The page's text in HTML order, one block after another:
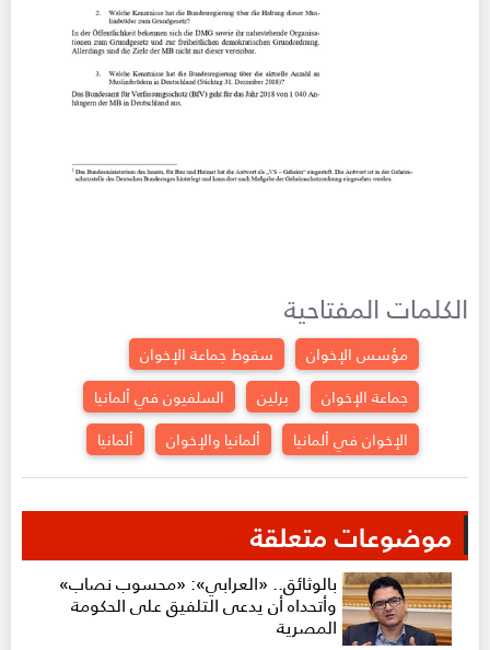
الكلمات المفتاحية
مؤسس الإخوان
سقوط جماعة الإخوان
جماعة الإخوان
برلين
السلفيون في ألمانيا
الإخوان في ألمانيا
ألمانيا والإخوان ألمانيا
موضوعات متعلقة
بالوثائق.. «العرابي»: «محسوب نصاب»
وأتحداه أن يدعى التلفيق على الحكومة
المصرية